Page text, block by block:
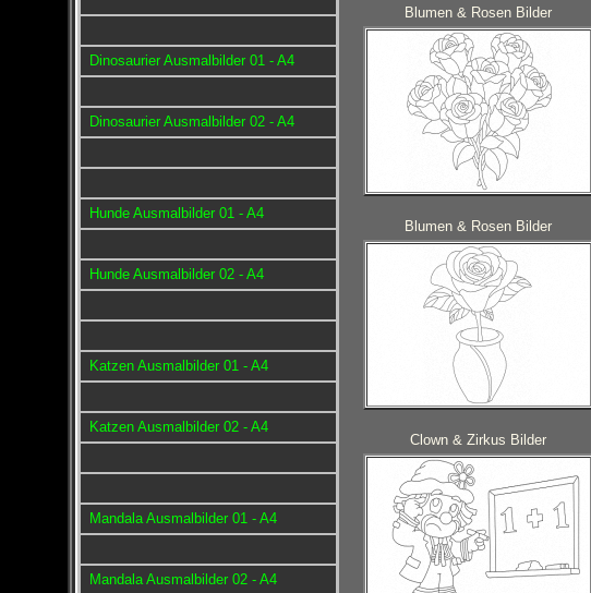
Dinosaurier Ausmalbilder 01 - A4
Dinosaurier Ausmalbilder 02 - A4
Hunde Ausmalbilder 01 - A4
Hunde Ausmalbilder 02 - A4
Katzen Ausmalbilder 01 - A4
Katzen Ausmalbilder 02 - A4
Mandala Ausmalbilder 01 - A4
Mandala Ausmalbilder 02 - A4
Blumen & Rosen Bilder
Blumen & Rosen Bilder
Clown & Zirkus Bilder